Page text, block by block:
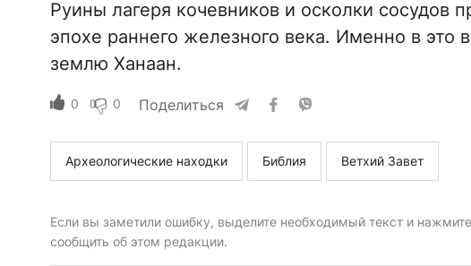
Руины лагеря кочевников и осколки сосудов
эпохе раннего железного века. Именно в это
землю Ханаан.
0 0 Поделиться
Археологические находки Библия Ветхий Завет
Если вы заметили ошибку, выделите необходимый текст и
сообщить об этом редакции.